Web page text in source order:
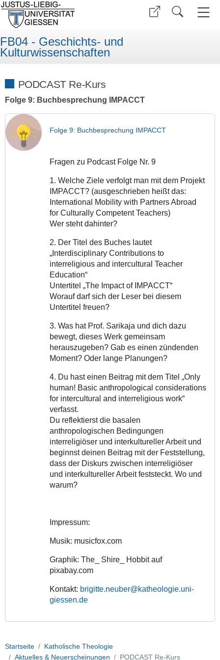
FB04 - Geschichts- und
Kulturwissenschaften
PODCAST Re-Kurs
Folge 9: Buchbesprechung IMPACCT
Folge 9: Buchbesprechung IMPACCT
Fragen zu Podcast Folge Nr. 9
1. Welche Ziele verfolgt man mit dem Projekt
IMPACCT? (ausgeschrieben heißt das:
International Mobility with Partners Abroad
for Culturally Competent Teachers)
Wer steht dahinter?
2. Der Titel des Buches lautet
„Interdisciplinary Contributions to
interreligious and intercultural Teacher
Education“
Untertitel „The Impact of IMPACCT“
Worauf darf sich der Leser bei diesem
Untertitel freuen?
3. Was hat Prof. Sarikaja und dich dazu
bewegt, dieses Werk gemeinsam
herauszugeben? Gab es einen zündenden
Moment? Oder lange Planungen?
4. Du hast einen Beitrag mit dem Titel „Only
human! Basic anthropological considerations
for intercultural and interreligious work“
verfasst.
Du reflektierst die basalen
anthropologischen Bedingungen
interreligiöser und interkultureller Arbeit und
beginnst deinen Beitrag mit der Feststellung,
dass der Diskurs zwischen interreligiöser
und interkultureller Arbeit feststeckt. Wo und
warum?
Impressum:
Musik: musicfox.com
Graphik: The_ Shire_ Hobbit auf
pixabay.com
Kontakt: brigitte.neuber@katheologie.uni-
giessen.de
Startseite
Katholische Theologie
Aktuelles & Neuerscheinungen
PODCAST Re-Kurs